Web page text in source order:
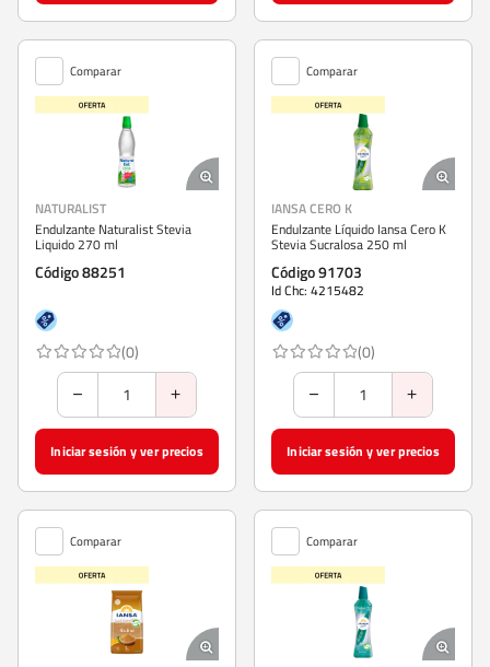
Comparar
NATURALIST
Endulzante Naturalist Stevia
Liquido 270 ml
Código 88251
(0)
Iniciar sesión y ver precios
Comparar
IANSA CERO K
Endulzante Líquido Iansa Cero K
Stevia Sucralosa 250 ml
Código 91703
Id Chc: 4215482
(0)
Iniciar sesión y ver precios
Comparar Comparar